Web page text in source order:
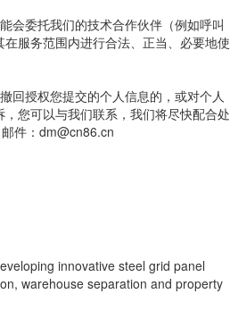
会委托我们的技术合作伙伴（例如呼叫
服务范围内进行合法、正当、必要地使
回授权您提交的个人信息的，或对个人
您可以与我们联系，我们将尽快配合处
件：dm@cn86.cn
innovative steel grid panel
warehouse separation and property